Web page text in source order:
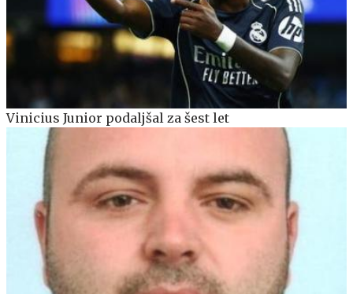
Vinicius Junior podaljšal za šest let